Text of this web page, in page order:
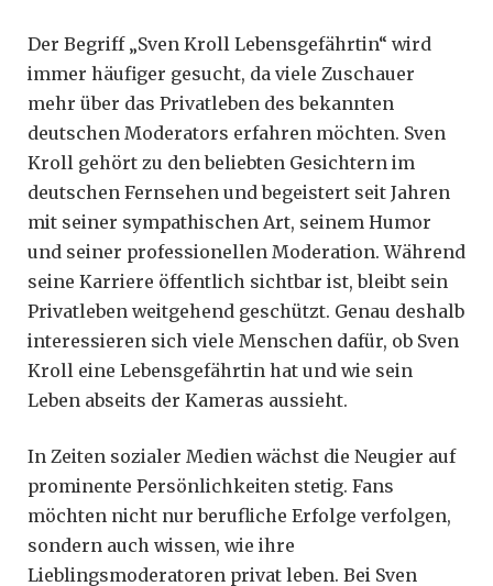
Der Begriff „Sven Kroll Lebensgefährtin“ wird
immer häufiger gesucht, da viele Zuschauer
mehr über das Privatleben des bekannten
deutschen Moderators erfahren möchten. Sven
Kroll gehört zu den beliebten Gesichtern im
deutschen Fernsehen und begeistert seit Jahren
mit seiner sympathischen Art, seinem Humor
und seiner professionellen Moderation. Während
seine Karriere öffentlich sichtbar ist, bleibt sein
Privatleben weitgehend geschützt. Genau deshalb
interessieren sich viele Menschen dafür, ob Sven
Kroll eine Lebensgefährtin hat und wie sein
Leben abseits der Kameras aussieht.
In Zeiten sozialer Medien wächst die Neugier auf
prominente Persönlichkeiten stetig. Fans
möchten nicht nur berufliche Erfolge verfolgen,
sondern auch wissen, wie ihre
Lieblingsmoderatoren privat leben. Bei Sven